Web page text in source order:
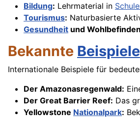
Bildung: Lehrmaterial in
Tourismus: Naturbasierte
Gesundheit und
Bekannte Beispiele
Internationale Beispiele für
Der Amazonasregenwald:
Der Great Barrier Reef: Das
Yellowstone Nationalpark: